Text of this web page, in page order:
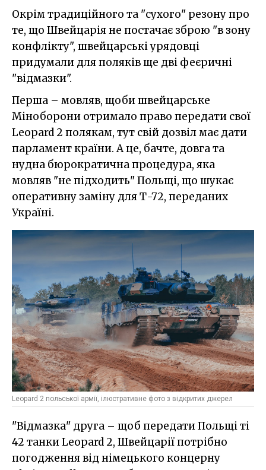
Окрім традиційного та "сухого" резону про
те, що Швейцарія не постачає зброю "в зону
конфлікту", швейцарські урядовці
придумали для поляків ще дві феєричні
"відмазки".
Перша – мовляв, щоби швейцарське
Міноборони отримало право передати свої
Leopard 2 полякам, тут свій дозвіл має дати
парламент країни. А це, бачте, довга та
нудна бюрократична процедура, яка
мовляв "не підходить" Польщі, що шукає
оперативну заміну для Т-72, переданих
Україні.
Leopard 2 польської армії, ілюстративне фото з відкритих джерел
"Відмазка" друга – щоб передати Польщі ті
42 танки Leopard 2, Швейцарії потрібно
погодження від німецького концерну